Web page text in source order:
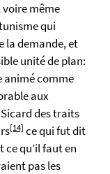
même
qui
la demande, et
unité de plan:
animé comme
aux
des traits
[14] ce qui fut dit
qu’il faut en
pas les